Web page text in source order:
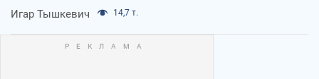
Игар Тышкевич 14,7 т.